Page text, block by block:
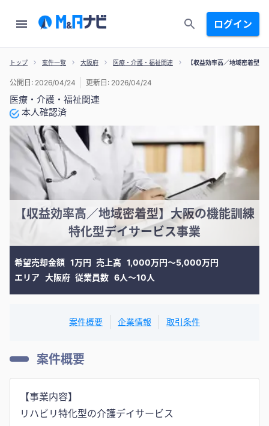
ログイン
トップ 案件一覧 大阪府 医療・介護・福祉関連 【収益効率高／地域密着型
医療・介護・福祉関連
本人確認済
公開日: 2026/04/24 更新日: 2026/04/24
【収益効率高／地域密着型】大阪の機能訓練
特化型デイサービス事業
希望売却金額 1万円 売上高 1,000万円〜5,000万円
エリア 大阪府 従業員数 6人〜10人
案件概要 企業情報 取引条件
案件概要
【事業内容】
リハビリ特化型の介護デイサービス